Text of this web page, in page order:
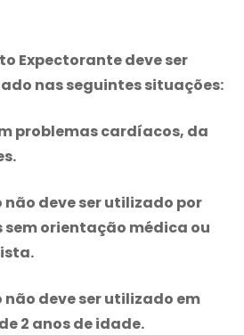
Expectorantedeve ser
nas seguintes situações:
problemas cardíacos, da
deve ser utilizado por
orientação médica ou
deve ser utilizado em
2 anos de idade.